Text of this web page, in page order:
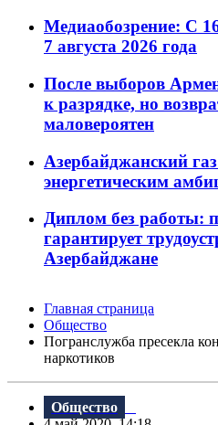
Медиаобозрение: С
7 августа 2026 года
После выборов
к разрядке, но
маловероятен
Азербайджанский
энергетическим
Диплом без работы:
гарантирует
Азербайджане
Главная страница
Общество
Погранслужба пресекла
наркотиков
Общество